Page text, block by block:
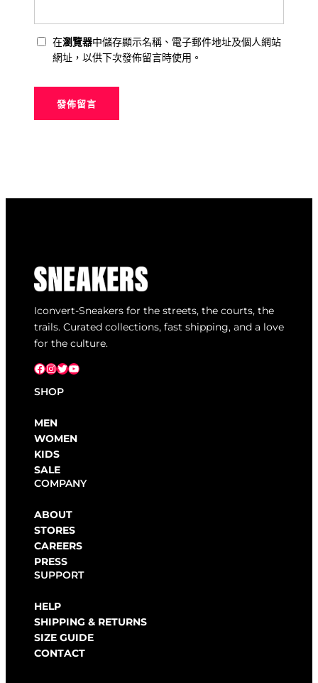
在瀏覽器中儲存顯示名稱、電子郵件地址及個人網站
網址，以供下次發佈留言時使用。
Iconvert-Sneakers for the streets, the courts, the
trails. Curated collections, fast shipping, and a love
for the culture.
Facebook InstagramX YouTube
SHOP
MEN
WOMEN
KIDS
SALE
COMPANY
ABOUT
STORES
CAREERS
PRESS
SUPPORT
HELP
SHIPPING & RETURNS
SIZE GUIDE
CONTACT